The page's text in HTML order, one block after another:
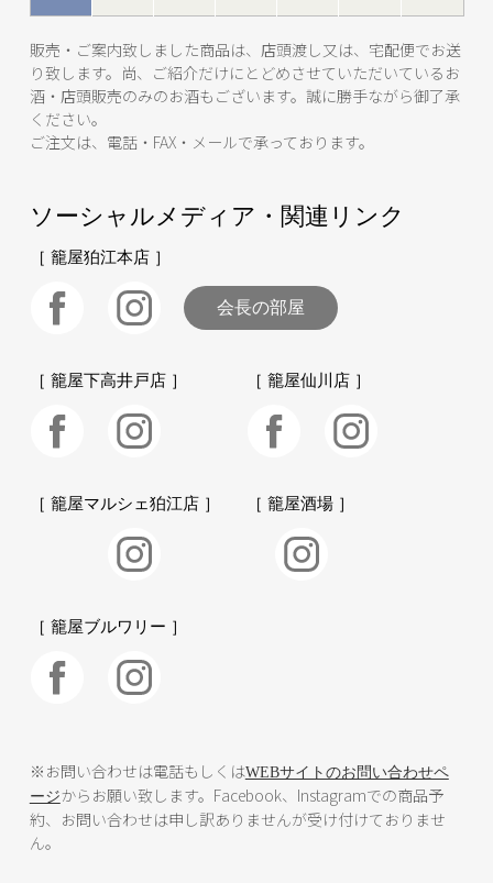
ソーシャルメディア・関連リンク
［ 籠屋狛江本店 ］
会長の部屋
［ 籠屋下高井戸店 ］ ［ 籠屋仙川店 ］
［ 籠屋マルシェ狛江店 ］ ［ 籠屋酒場 ］
［ 籠屋ブルワリー ］
※お問い合わせは電話もしくはWEBサイトのお問い合わせペ
ージからお願い致します。Facebook、Instagramでの商品予
約、お問い合わせは申し訳ありませんが受け付けておりませ
ん。
販売・ご案内致しました商品は、店頭渡し又は、宅配便でお送
り致します。尚、ご紹介だけにとどめさせていただいているお
酒・店頭販売のみのお酒もございます。誠に勝手ながら御了承
ください。
ご注文は、電話・FAX・メールで承っております。